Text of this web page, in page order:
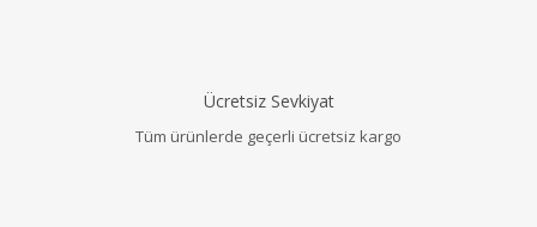
Ücretsiz Sevkiyat
Tüm ürünlerde geçerli ücretsiz kargo